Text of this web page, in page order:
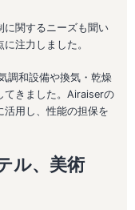
に関するニーズも聞い
注力しました。
調和設備や換気・乾燥
てきました。Airaiserの
活用し、性能の担保を
ル、美術